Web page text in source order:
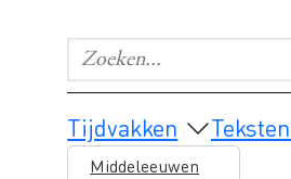
Zoeken...
Geef de woorden op waar je
Main
Tijdvakken
Middeleeuwen
Teksten